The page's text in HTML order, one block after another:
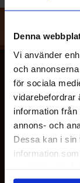
Denna
Vi använder
och
för sociala
vidarebefordrar
information
annons- och
Dessa kan i sin
information